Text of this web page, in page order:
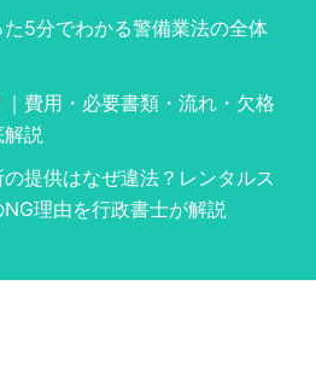
5分でわかる警備業法の全体
費用・必要書類・流れ・欠格
解説
の提供はなぜ違法？レンタルス
理由を行政書士が解説